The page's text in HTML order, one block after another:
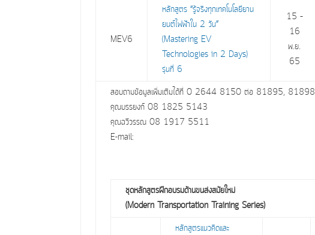
MEV6
หลักสูตร “รู้จริงทุกเทคโนโลยียาน
ยนต์ไฟฟ้าใน 2 วัน”
(Mastering EV
Technologies in 2 Days)
รุ่นที่ 6
15 –
16
พ.ย.
65
สอบถามข้อมูลเพิ่มเติมได้ที่ 0 2644 8150 ต่อ 81895, 81898
คุณบรรยงก์ 08 1825 5143
คุณฉวีวรรณ 08 1917 5511
E-mail:
ชุดหลักสูตรฝึกอบรมด้านขนส่งสมัยใหม่
(Modern Transportation Training Series)
หลักสูตรแนวคิดและ